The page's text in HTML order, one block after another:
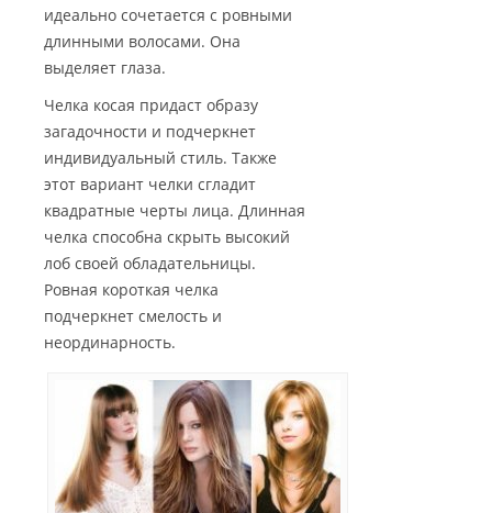
идеально сочетается с ровными
длинными волосами. Она
выделяет глаза.
Челка косая придаст образу
загадочности и подчеркнет
индивидуальный стиль. Также
этот вариант челки сгладит
квадратные черты лица. Длинная
челка способна скрыть высокий
лоб своей обладательницы.
Ровная короткая челка
подчеркнет смелость и
неординарность.